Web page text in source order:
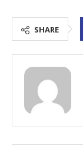
SHARE